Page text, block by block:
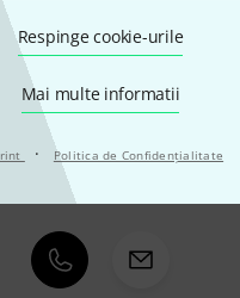
Respinge cookie-urile
Mai multe informatii
· Politica de Confidenţialitate
contacta astfel
Serviciul Clienți România